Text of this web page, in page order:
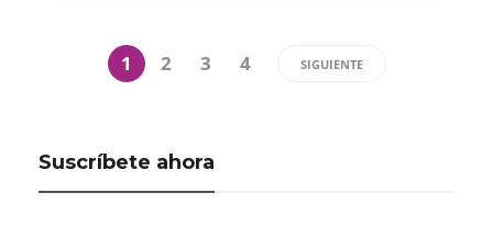
1 2 3 4 SIGUIENTE
Suscríbete ahora